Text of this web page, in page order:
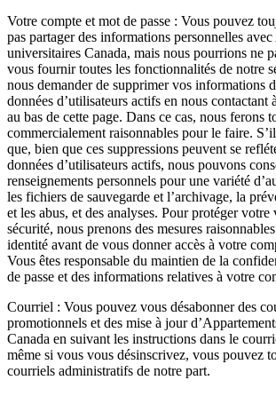
Votre compte et mot de passe : Vous pouvez
pas partager des informations personnelles
universitaires Canada, mais nous pourrions ne
vous fournir toutes les fonctionnalités de notre
nous demander de supprimer vos informations
données d’utilisateurs actifs en nous contactant
au bas de cette page. Dans ce cas, nous ferons
commercialement raisonnables pour le faire.
que, bien que ces suppressions peuvent se
données d’utilisateurs actifs, nous pouvons
renseignements personnels pour une variété
les fichiers de sauvegarde et l’archivage, la
et les abus, et des analyses. Pour protéger
sécurité, nous prenons des mesures
identité avant de vous donner accès à votre
Vous êtes responsable du maintien de la
de passe et des informations relatives à votre
Courriel : Vous pouvez vous désabonner des
promotionnels et des mise à jour
Canada en suivant les instructions dans le
même si vous vous désinscrivez, vous pouvez
courriels administratifs de notre part.